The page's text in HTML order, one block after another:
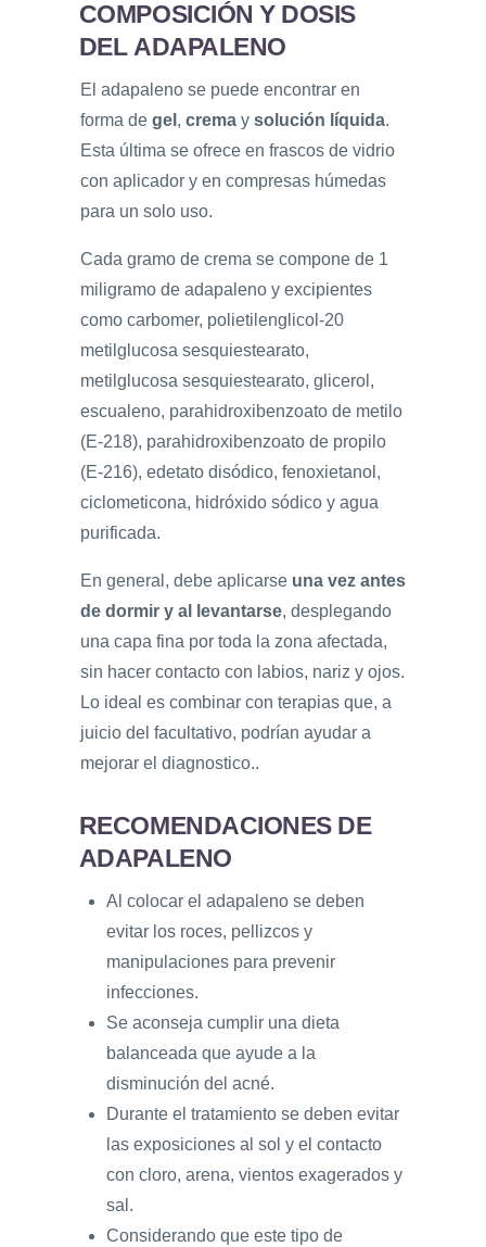
COMPOSICIÓN Y DOSIS
DEL ADAPALENO
El adapaleno se puede encontrar en
forma de gel , crema y solución líquida.
Esta última se ofrece en frascos de vidrio
con aplicador y en compresas húmedas
para un solo uso.
Cada gramo de crema se compone de 1
miligramo de adapaleno y excipientes
como carbomer, polietilenglicol-20
metilglucosa sesquiestearato,
metilglucosa sesquiestearato, glicerol,
escualeno, parahidroxibenzoato de metilo
(E-218), parahidroxibenzoato de propilo
(E-216), edetato disódico, fenoxietanol,
ciclometicona, hidróxido sódico y agua
purificada.
En general, debe aplicarse una vez antes
de dormir y al levantarse, desplegando
una capa fina por toda la zona afectada,
sin hacer contacto con labios, nariz y ojos.
Lo ideal es combinar con terapias que, a
juicio del facultativo, podrían ayudar a
mejorar el diagnostico..
RECOMENDACIONES DE
ADAPALENO
Al colocar el adapaleno se deben
evitar los roces, pellizcos y
manipulaciones para prevenir
infecciones.
Se aconseja cumplir una dieta
balanceada que ayude a la
disminución del acné.
Durante el tratamiento se deben evitar
las exposiciones al sol y el contacto
con cloro, arena, vientos exagerados y
sal.
Considerando que este tipo de